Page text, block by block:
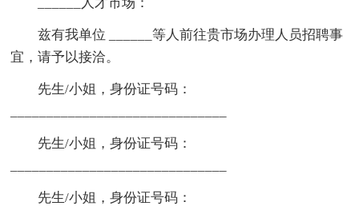
兹有我单位 ______等人前往贵市场办理人员招聘事
宜，请予以接洽。
先生/小姐，身份证号码：
先生/小姐，身份证号码：
先生/小姐，身份证号码：